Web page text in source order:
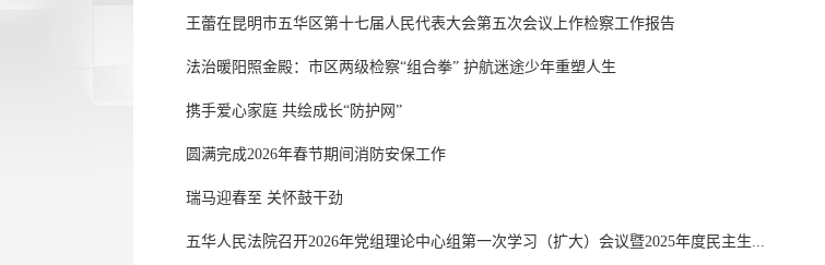
王蕾在昆明市五华区第十七届人民代表大会第五次会议上作检察工作报告
法治暖阳照金殿：市区两级检察“组合拳” 护航迷途少年重塑人生
携手爱心家庭 共绘成长“防护网”
圆满完成2026年春节期间消防安保工作
瑞马迎春至 关怀鼓干劲
五华人民法院召开2026年党组理论中心组第一次学习（扩大）会议暨2025年度民主生...